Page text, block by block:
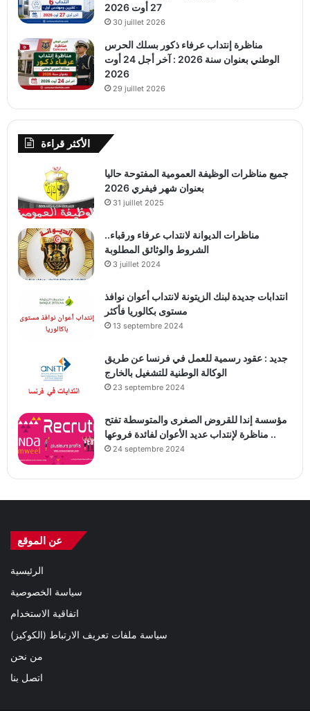
27 أوت 2026
30 juillet 2026
مناظرة إنتداب عرفاء ذكور بسلك الحرس
الوطني بعنوان سنة 2026 : آخر أجل 24 أوت
2026
29 juillet 2026
الأكثر قراءة
جميع مناظرات الوظيفة العمومية المفتوحة حاليا
بعنوان شهر فيفري 2026
31 juillet 2025
مناظرات الديوانة لانتداب عرفاء ورقباء..
الشروط والوثائق المطلوبة
3 juillet 2024
انتدابات جديدة لبنك الزيتونة لانتداب أعوان نوافذ
مستوى بكالوريا فأكثر
13 septembre 2024
جديد : عقود رسمية للعمل في فرنسا عن طريق
الوكالة الوطنية للتشغيل بالخارج
23 septembre 2024
مؤسسة إندا للقروض الصغرى والمتوسطة تفتح
مناظرة لإنتداب عديد الأعوان لفائدة فروعها ..
24 septembre 2024
عن الموقع
الرئيسية
سياسة الخصوصية
اتفاقية الاستخدام
سياسة ملفات تعريف الارتباط (الكوكيز)
من نحن
اتصل بنا